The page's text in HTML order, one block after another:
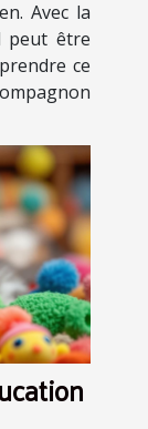
Avec la
peut être
ce